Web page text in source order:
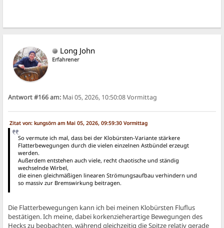
Long John
Erfahrener
Antwort #166 am: Mai 05, 2026, 10:50:08 Vormittag
Zitat von: kungsörn am Mai 05, 2026, 09:59:30 Vormittag
So vermute ich mal, dass bei der Klobürsten-Variante stärkere
Flatterbewegungen durch die vielen einzelnen Astbündel erzeugt
werden.
Außerdem entstehen auch viele, recht chaotische und ständig
wechselnde Wirbel,
die einen gleichmäßigen linearen Strömungsaufbau verhindern und
so massiv zur Bremswirkung beitragen.
Die Flatterbewegungen kann ich bei meinen Klobürsten Fluflus
bestätigen. Ich meine, dabei korkenzieherartige Bewegungen des
Hecks zu beobachten, während gleichzeitig die Spitze relativ gerade